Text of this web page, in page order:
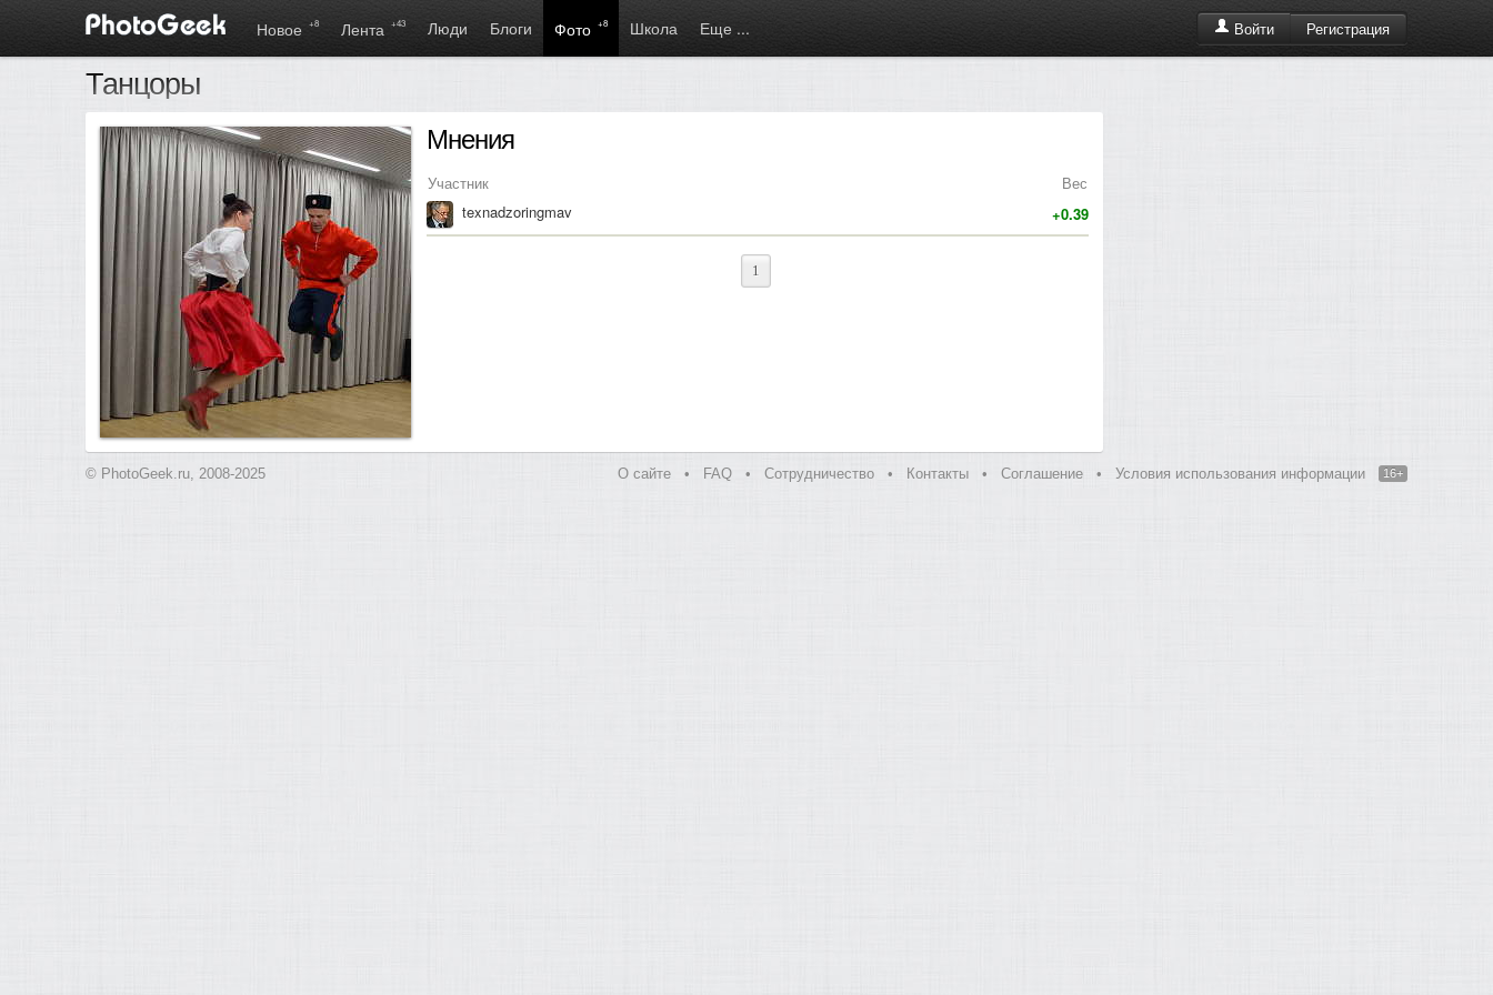
Войти Регистрация
Новое +8 Лента +43 Люди Блоги Фото +8 Школа Еще ...
Танцоры
Мнения
Участник
Вес
texnadzoringmav
+0.39
1
© PhotoGeek.ru, 2008-2025 О сайте • FAQ • Сотрудничество • Контакты • Соглашение • Условия использования информации 16+